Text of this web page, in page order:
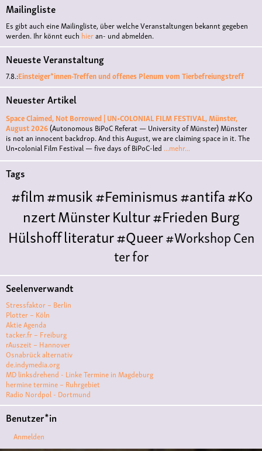
Mailingliste
Es gibt auch eine Mailingliste, über welche Veranstaltungen bekannt gegeben
werden. Ihr könnt euch hieran- und abmelden.
Neueste Veranstaltung
7.8.:Einsteiger*innen-Treffen und offenes Plenum vom Tierbefreiungstreff
Neuester Artikel
Space Claimed, Not Borrowed | UN•COLONIAL FILM FESTIVAL, Münster,
August 2026(Autonomous BiPoC Referat — University of Münster)Münster
is not an innocent backdrop. And this August, we are claiming space in it. The
Un•colonial Film Festival — five days of BiPoC-led ...mehr...
Tags
#film#musik#Feminismus#antifa#Ko
nzertMünsterKultur#FriedenBurg
Hülshoffliteratur#Queer#WorkshopCen
ter for
LiteraturePolyamoriePolytreff#liveKonzert
Polyamorietreff
Monogamie
ismuskunst
VKqueer#Demo #Theater
ve#film #kino #filmwerkstatt
#filmclub#Münster#BLACKBOXpunk#kino
#menschenrechte
Seelenverwandt
Stressfaktor – Berlin
Plotter – Köln
Aktie Agenda
tacker.fr – Freiburg
rAuszeit – Hannover
Osnabrück alternativ
de.indymedia.org
MD linksdrehend - Linke Termine in Magdeburg
hermine termine – Ruhrgebiet
Radio Nordpol - Dortmund
Benutzer*in
Anmelden